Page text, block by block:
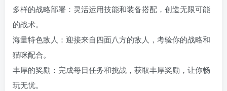
多样的战略部署：灵活运用技能和装备搭配，创造无限可能
的战术。
海量特色敌人：迎接来自四面八方的敌人，考验你的战略和
猫咪配合。
丰厚的奖励：完成每日任务和挑战，获取丰厚奖励，让你畅
玩无忧。